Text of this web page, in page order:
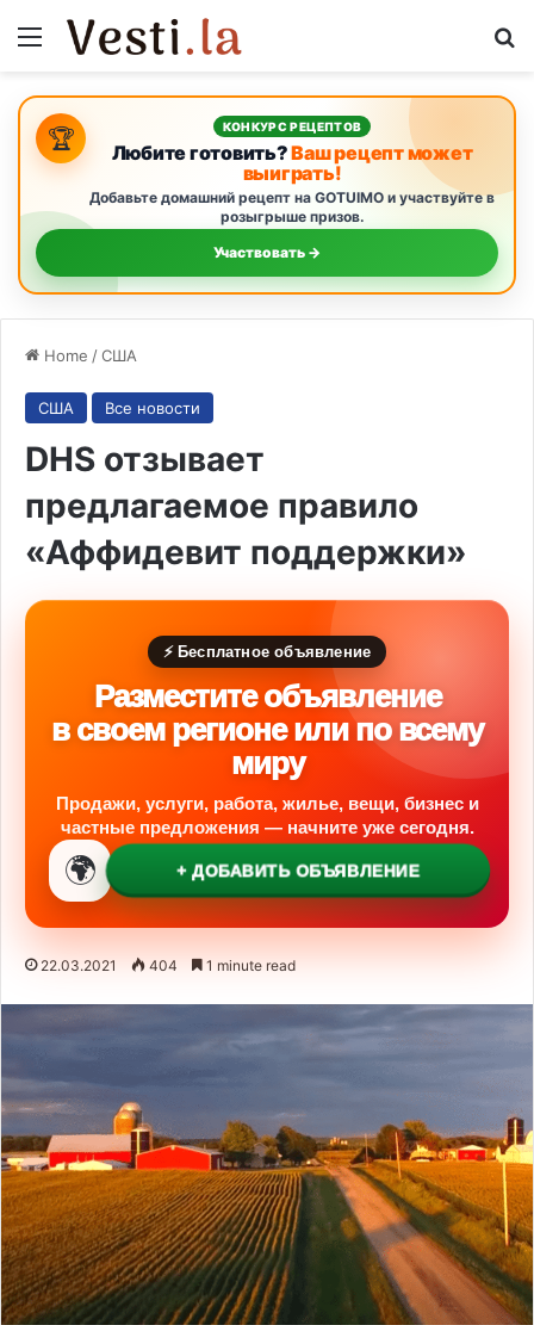
Menu
🏆 КОНКУРС РЕЦЕПТОВ
Любите готовить?Ваш рецепт может
выиграть!
Добавьте домашний рецепт на GOTUIMO и участвуйте в
розыгрыше призов.
Участвовать →
Home /США
США Все новости
DHS отзывает
предлагаемое правило
«Аффидевит поддержки»
⚡ Бесплатное объявление
Разместите объявление
в своем регионе или по всему
миру
Продажи, услуги, работа, жилье, вещи, бизнес и
частные предложения — начните уже сегодня.
🌍 + ДОБАВИТЬ ОБЪЯВЛЕНИЕ
22.03.2021 404 1 minute read